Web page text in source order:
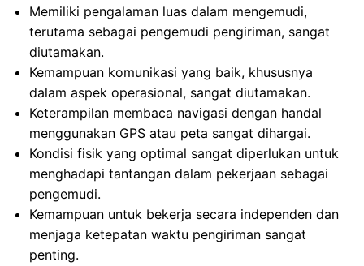
Memiliki pengalaman luas dalam mengemudi,
terutama sebagai pengemudi pengiriman, sangat
diutamakan.
Kemampuan komunikasi yang baik, khususnya
dalam aspek operasional, sangat diutamakan.
Keterampilan membaca navigasi dengan handal
menggunakan GPS atau peta sangat dihargai.
Kondisi fisik yang optimal sangat diperlukan untuk
menghadapi tantangan dalam pekerjaan sebagai
pengemudi.
Kemampuan untuk bekerja secara independen dan
menjaga ketepatan waktu pengiriman sangat
penting.